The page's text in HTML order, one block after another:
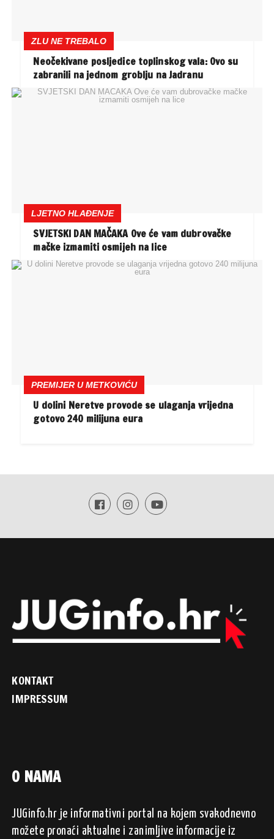
ZLU NE TREBALO
Neočekivane posljedice toplinskog vala: Ovo su
zabranili na jednom groblju na Jadranu
LJETNO HLAĐENJE
SVJETSKI DAN MAČAKA Ove će vam dubrovačke
mačke izmamiti osmijeh na lice
PREMIJER U METKOVIĆU
U dolini Neretve provode se ulaganja vrijedna
gotovo 240 milijuna eura
KONTAKT
IMPRESSUM
O NAMA
JUGinfo.hr je informativni portal na kojem svakodnevno
možete pronaći aktualne i zanimljive informacije iz